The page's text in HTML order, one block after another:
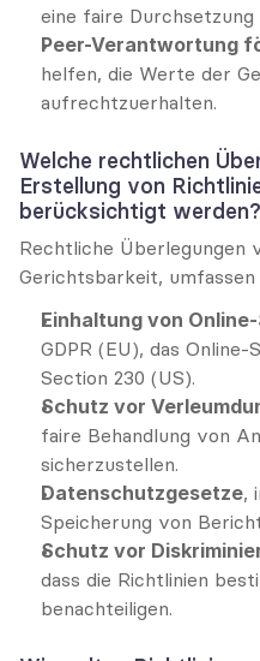
eine faire Durchsetzung
Peer-Verantwortung
helfen, die Werte der
aufrechtzuerhalten.
Welche rechtlichen
Erstellung von
berücksichtigt werden?
Rechtliche Überlegungen
Gerichtsbarkeit,
Einhaltung von
GDPR (EU), das
Section 230 (US).
Schutz vor
faire Behandlung von
sicherzustellen.
Datenschutzgesetze,
Speicherung von
Schutz vor
dass die Richtlinien
benachteiligen.